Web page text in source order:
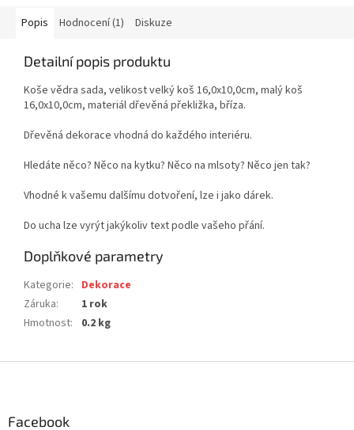
Popis Hodnocení (1) Diskuze
Detailní popis produktu
Koše vědra sada, velikost velký koš 16,0x10,0cm, malý koš
16,0x10,0cm, materiál dřevěná překližka, bříza.
Dřevěná dekorace vhodná do každého interiéru.
Hledáte něco? Něco na kytku? Něco na mlsoty? Něco jen tak?
Vhodné k vašemu dalšímu dotvoření, lze i jako dárek.
Do ucha lze vyrýt jakýkoliv text podle vašeho přání.
Doplňkové parametry
Kategorie: Dekorace
Záruka:
1 rok
Hmotnost: 0.2 kg
Facebook